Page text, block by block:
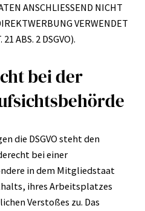
ANSCHLIESSEND NICHT
VERWENDET
ABS. 2 DSGVO).
bei der
die DSGVO steht den
bei einer
in dem Mitgliedstaat
ihres Arbeitsplatzes
Verstoßes zu. Das